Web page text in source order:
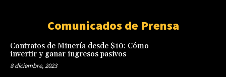
Comunicados de Prensa
Contratos de Minería desde $10: Cómo
invertir y ganar ingresos pasivos
8 diciembre, 2023